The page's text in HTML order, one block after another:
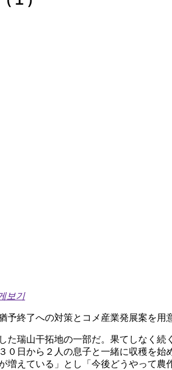
보기
終了への対策とコメ産業発展案を用
瑞山干拓地の一部だ。果てしなく
日から２人の息子と一緒に収穫を
えている」とし「今後どうやって農